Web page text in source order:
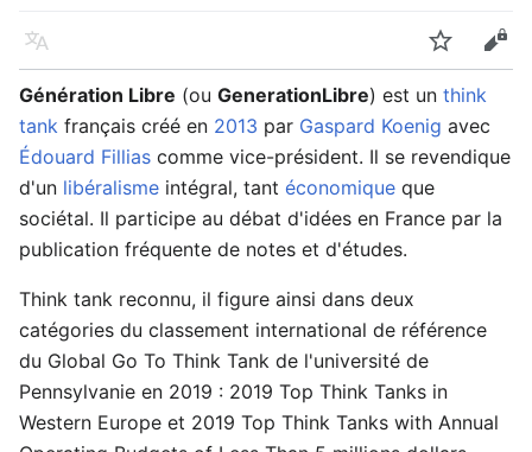
Langue Suivre
Génération Libre (ou GenerationLibre) est un think
tank français créé en 2013 par Gaspard Koenig avec
Édouard Fillias comme vice-président. Il se revendique
d'un libéralisme intégral, tant économique que
sociétal. Il participe au débat d'idées en France par la
publication fréquente de notes et d'études.
Think tank reconnu, il figure ainsi dans deux
catégories du classement international de référence
du Global Go To Think Tank de l'université de
Pennsylvanie en 2019 : 2019 Top Think Tanks in
Western Europe et 2019 Top Think Tanks with Annual